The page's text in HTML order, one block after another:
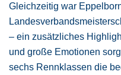
Gleichzeitig war
– ein zusätzliches
und große Emotionen
sechs Rennklassen die